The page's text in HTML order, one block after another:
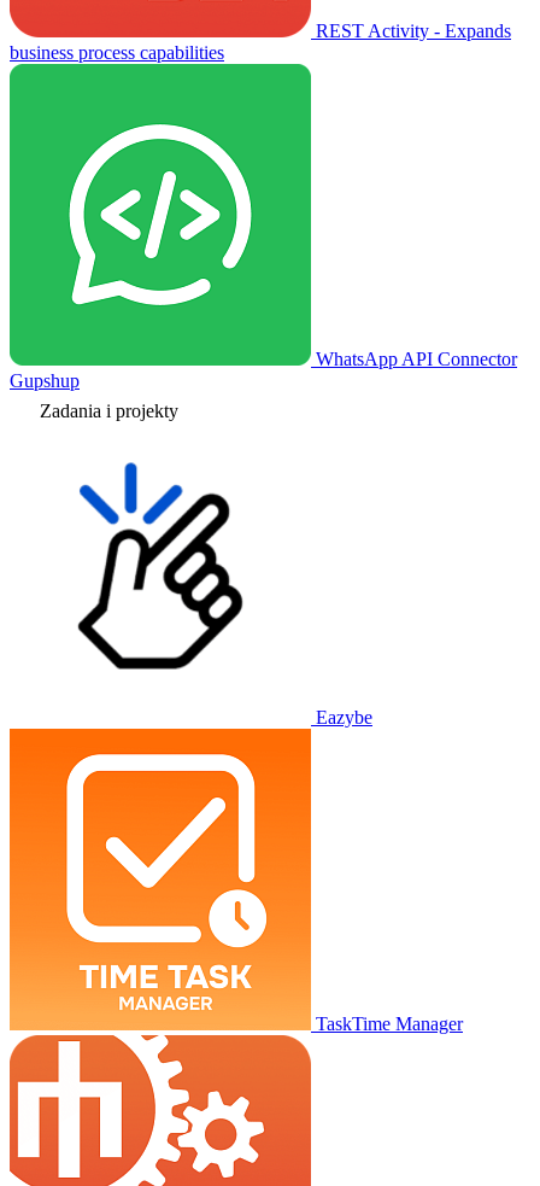
REST Activity - Expands
business process capabilities
WhatsApp API Connector
Gupshup
Zadania i projekty
Eazybe
TaskTime Manager